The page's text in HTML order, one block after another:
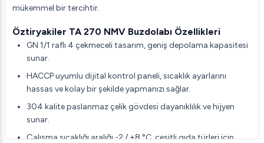
mükemmel bir tercihtir.
Öztiryakiler TA 270 NMV Buzdolabı Özellikleri
GN 1/1 raflı 4 çekmeceli tasarım, geniş depolama kapasitesi
sunar.
HACCP uyumlu dijital kontrol paneli, sıcaklık ayarlarını
hassas ve kolay bir şekilde yapmanızı sağlar.
304 kalite paslanmaz çelik gövdesi dayanıklılık ve hijyen
sunar.
Çalışma sıcaklığı aralığı -2 / +8 °C, çeşitli gıda türleri için